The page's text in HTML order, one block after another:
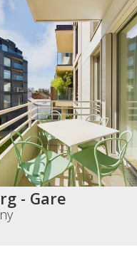
- Gare